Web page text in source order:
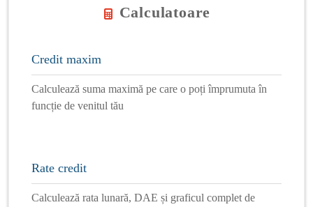
Calculatoare
Credit maxim
Calculează suma maximă pe care o poți împrumuta în
funcție de venitul tău
Rate credit
Calculează rata lunară, DAE și graficul complet de